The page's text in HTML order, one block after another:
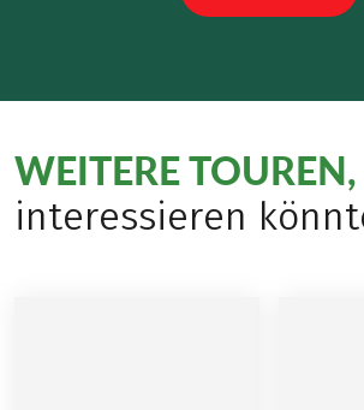
WEITERE TOUREN,
interessieren